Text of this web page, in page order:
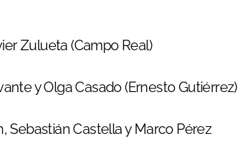
Zulueta (Campo Real)
y Olga Casado (Ernesto Gutiérrez)
Sebastián Castella y Marco Pérez